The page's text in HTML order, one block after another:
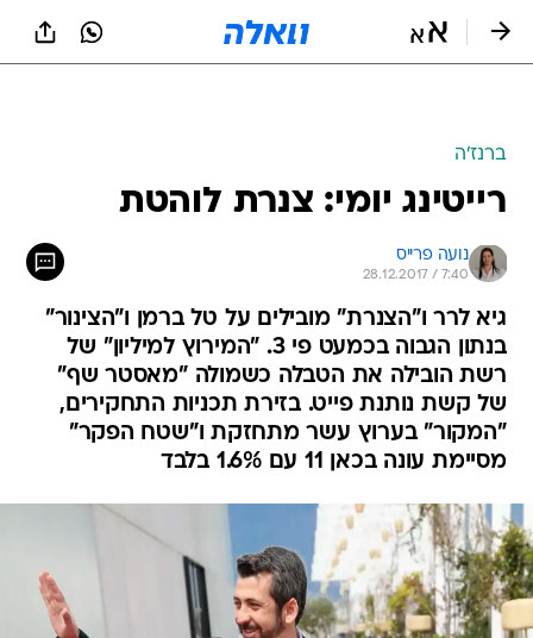
ברנז'ה
רייטינג יומי: צנרת לוהטת
נועה פרייס
28.12.2017 / 7:40
גיא לרר ו"הצנרת" מובילים על טל ברמן ו"הצינור"
בנתון הגבוה בכמעט פי 3. "המירוץ למיליון" של
רשת הובילה את הטבלה כשמולה "מאסטר שף"
של קשת נותנת פייט. בזירת תכניות התחקירים,
"המקור" בערוץ עשר מתחזקת ו"שטח הפקר"
מסיימת עונה בכאן 11 עם 1.6% בלבד